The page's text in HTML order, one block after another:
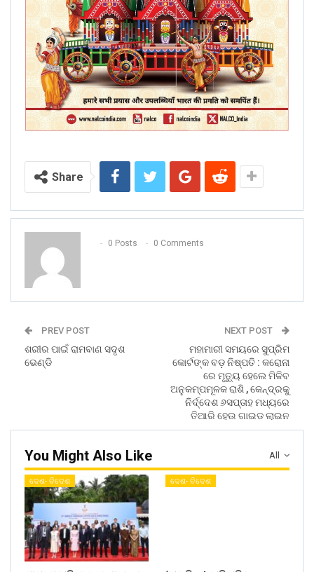
Share
0 Posts 0 Comments
PREV POST
ଶରୀର ପାଇଁ ରାମବାଣ ସଦୃଶ
ଭେଣ୍ଡି
NEXT POST
ମହାମାରୀ ସମୟରେ ସୁପ୍ରିମ
କୋର୍ଟଙ୍କ ବଡ଼ ନିଷ୍ପତି : କରୋନା
ରେ ମୃତ୍ୟୁ ହେଲେ ମିଳିବ
ଅନୁକମ୍ପମୂଳକ ରାଶି , କେନ୍ଦ୍ରକୁ
ନିର୍ଦ୍ଦେଶ ୬ସପ୍ତାହ ମଧ୍ୟରେ
ତିଆରି ହେଉ ଗାଇଡ ଲାଇନ
All
You Might Also Like
ଦେଶ- ବିଦେଶ ଦେଶ- ବିଦେଶ